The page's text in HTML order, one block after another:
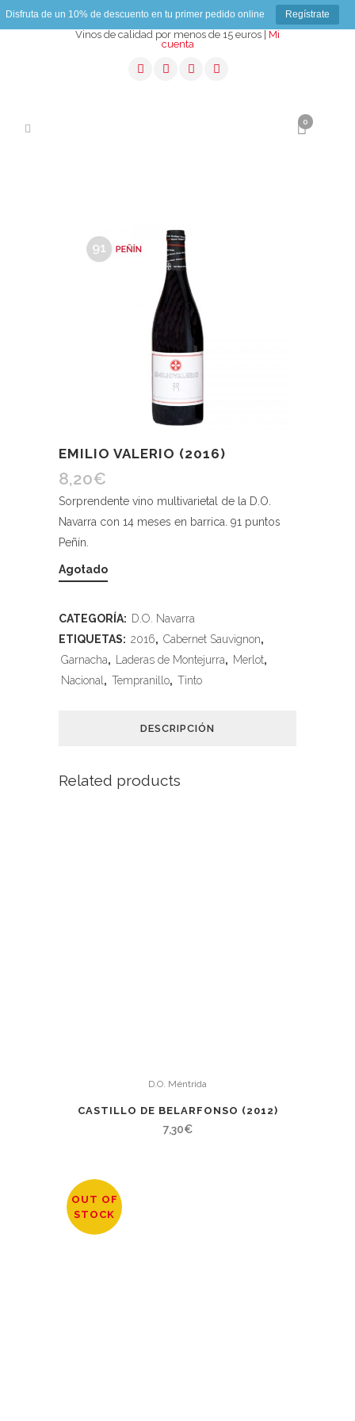
Disfruta de un 10% de descuento en tu primer pedido online Regístrate
Vinos de calidad por menos de 15 euros | Mi
cuenta
0
EMILIO VALERIO (2016)
8,20€
Sorprendente vino multivarietal de la D.O.
Navarra con 14 meses en barrica. 91 puntos
Peñín.
Agotado
CATEGORÍA: D.O. Navarra
ETIQUETAS: 2016, Cabernet Sauvignon,
Garnacha, Laderas de Montejurra, Merlot,
Nacional, Tempranillo, Tinto
DESCRIPCIÓN
Related products
D.O. Méntrida
CASTILLO DE BELARFONSO (2012)
7,30€
OUT OF
STOCK